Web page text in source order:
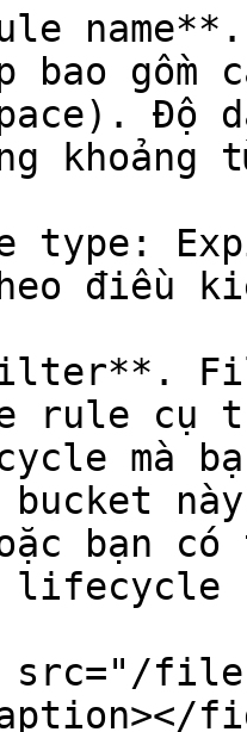
bao
Độ
khoảng
type:
điều
cụ
mà
bạn có
files/